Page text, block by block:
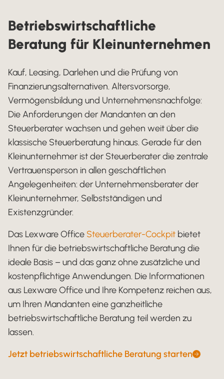
Betriebswirtschaftliche
Beratung für Kleinunternehmen
Kauf, Leasing, Darlehen und die Prüfung von
Finanzierungsalternativen. Altersvorsorge,
Vermögensbildung und Unternehmensnachfolge:
Die Anforderungen der Mandanten an den
Steuerberater wachsen und gehen weit über die
klassische Steuerberatung hinaus. Gerade für den
Kleinunternehmer ist der Steuerberater die zentrale
Vertrauensperson in allen geschäftlichen
Angelegenheiten: der Unternehmensberater der
Kleinunternehmer, Selbstständigen und
Existenzgründer.
Das Lexware Office Steuerberater-Cockpit bietet
Ihnen für die betriebswirtschaftliche Beratung die
ideale Basis – und das ganz ohne zusätzliche und
kostenpflichtige Anwendungen. Die Informationen
aus Lexware Office und Ihre Kompetenz reichen aus,
um Ihren Mandanten eine ganzheitliche
betriebswirtschaftliche Beratung teil werden zu
lassen.
Jetzt betriebswirtschaftliche Beratung starten